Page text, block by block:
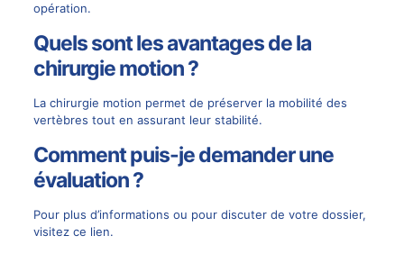
opération.
Quels sont les avantages de la
chirurgie motion ?
La chirurgie motion permet de préserver la mobilité des
vertèbres tout en assurant leur stabilité.
Comment puis-je demander une
évaluation ?
Pour plus d’informations ou pour discuter de votre dossier,
visitez ce lien.